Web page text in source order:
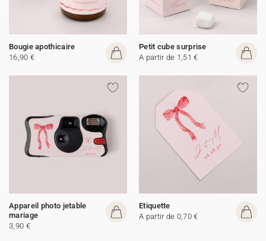
Bougie apothicaire
16,90 €
Petit cube surprise
A partir de 1,51 €
Appareil photo jetable
mariage
3,90 €
Etiquette
A partir de 0,70 €